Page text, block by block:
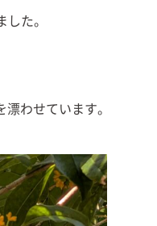
た。
わせています。